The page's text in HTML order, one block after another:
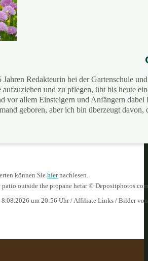
Jahren Redakteurin bei der Gartenschule
aufzuziehen und zu pflegen, übt bis heute
vor allem Einsteigern und Anfängern
geboren, aber ich bin überzeugt
können Sie hiernachlesen.
outside the propane hetar ©
um 20:56 Uhr / Affiliate Links / Bilder